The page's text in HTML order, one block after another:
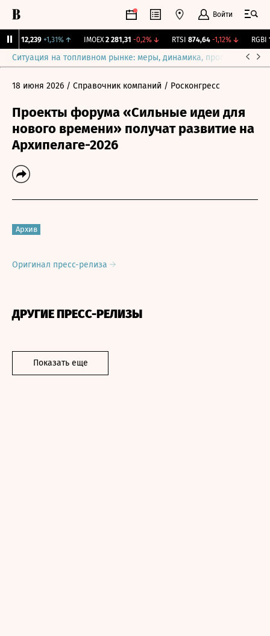
Войти
12,239 +1,31% ↑ IMOEX 2 281,31 -0,2%↓ RTSI 874,64 -1,12%↓ RGBI
Ситуация на топливном рынке: меры, динамика, прогнозы
18 июня 2026 / Справочник компаний / Росконгресс
Проекты форума «Сильные идеи для
нового времени» получат развитие на
Архипелаге-2026
Архив
Оригинал пресс-релиза
ДРУГИЕ ПРЕСС-РЕЛИЗЫ
Показать еще